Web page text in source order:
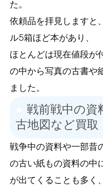
た。
依頼品を拝見しますと
ル5箱ほど本があり、
ほとんどは現在値段が
の中から写真の古書や
ました。
戦前戦中の資
古地図など買取
戦争中の資料や一部昔
の古い紙もの資料の中
が出てくることも多く、